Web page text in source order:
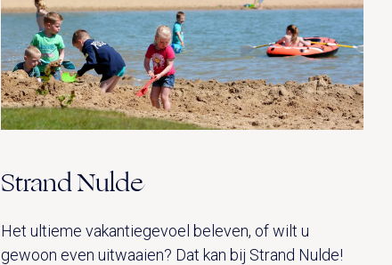
Strand Nulde
Het ultieme vakantiegevoel beleven, of wilt u
gewoon even uitwaaien? Dat kan bij Strand Nulde!